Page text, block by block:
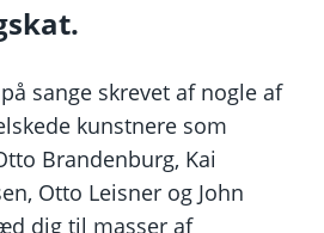
sange skrevet af nogle af
kunstnere som
Brandenburg, Kai
Otto Leisner og John
dig til masser af